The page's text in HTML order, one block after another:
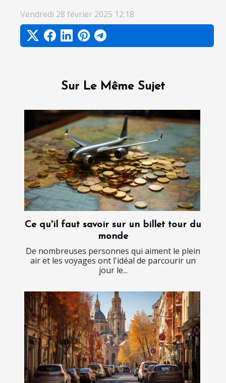
Sur Le Même Sujet
Ce qu'il faut savoir sur un billet tour du
monde
De nombreuses personnes qui aiment le plein
air et les voyages ont l'idéal de parcourir un
jour le...
Vendredi 28 février 2025 12:18